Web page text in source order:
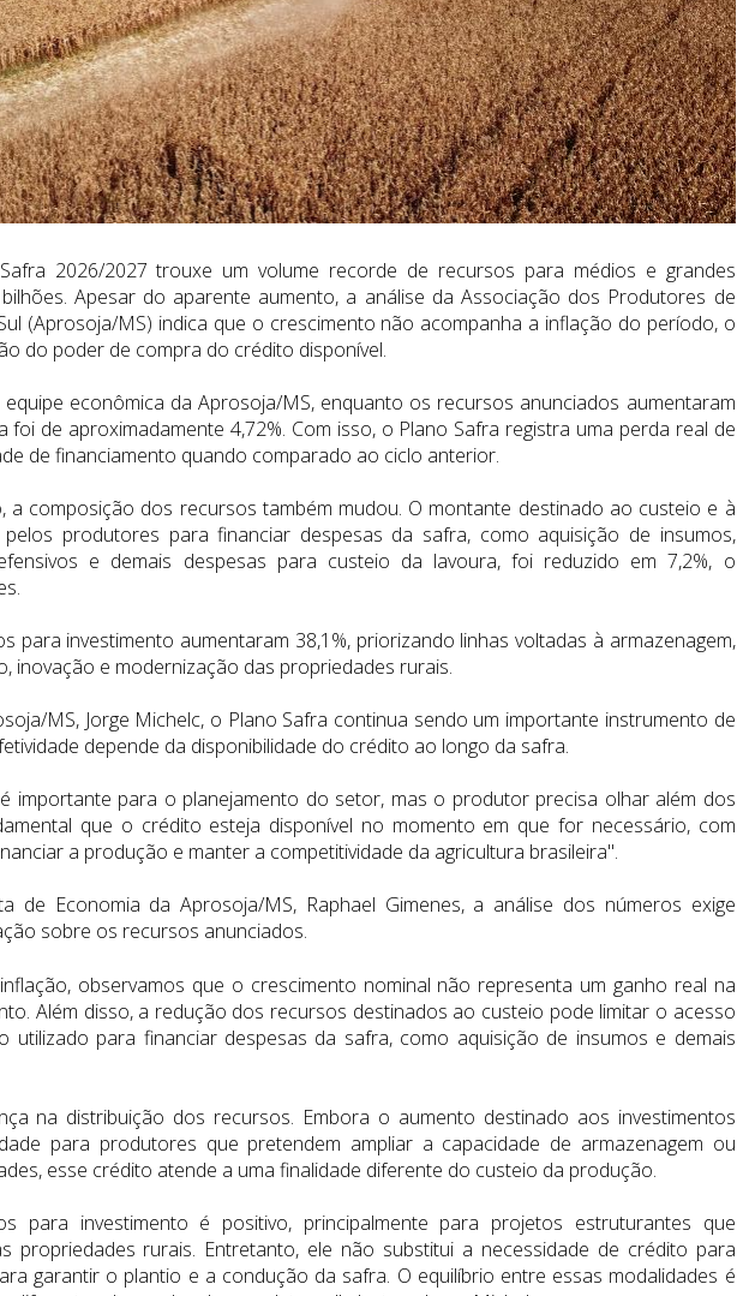
2026/2027 trouxe um volume recorde de recursos para médios e grandes
Apesar do aparente aumento, a análise da Associação dos Produtores de
(Aprosoja/MS) indica que o crescimento não acompanha a inflação do período, o
do poder de compra do crédito disponível.
econômica da Aprosoja/MS, enquanto os recursos anunciados aumentaram
foi de aproximadamente 4,72%. Com isso, o Plano Safra registra uma perda real de
de financiamento quando comparado ao ciclo anterior.
a composição dos recursos também mudou. O montante destinado ao custeio e à
pelos produtores para financiar despesas da safra, como aquisição de insumos,
e demais despesas para custeio da lavoura, foi reduzido em 7,2%, o
para investimento aumentaram 38,1%, priorizando linhas voltadas à armazenagem,
inovação e modernização das propriedades rurais.
MS, Jorge Michelc, o Plano Safra continua sendo um importante instrumento de
depende da disponibilidade do crédito ao longo da safra.
importante para o planejamento do setor, mas o produtor precisa olhar além dos
que o crédito esteja disponível no momento em que for necessário, com
a produção e manter a competitividade da agricultura brasileira".
de Economia da Aprosoja/MS, Raphael Gimenes, a análise dos números exige
sobre os recursos anunciados.
observamos que o crescimento nominal não representa um ganho real na
Além disso, a redução dos recursos destinados ao custeio pode limitar o acesso
utilizado para financiar despesas da safra, como aquisição de insumos e demais
na distribuição dos recursos. Embora o aumento destinado aos investimentos
para produtores que pretendem ampliar a capacidade de armazenagem ou
esse crédito atende a uma finalidade diferente do custeio da produção.
para investimento é positivo, principalmente para projetos estruturantes que
propriedades rurais. Entretanto, ele não substitui a necessidade de crédito para
garantir o plantio e a condução da safra. O equilíbrio entre essas modalidades é